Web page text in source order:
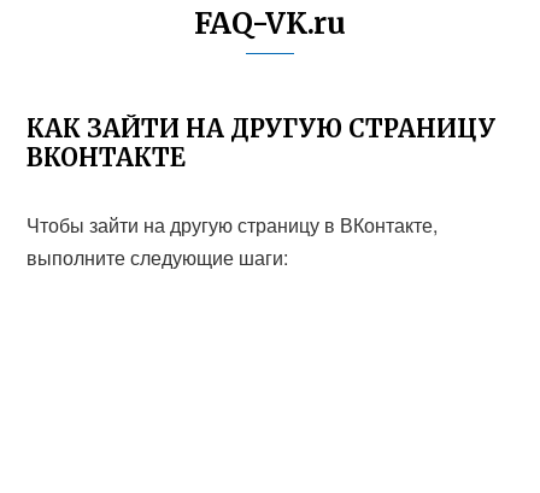
FAQ-VK.ru
КАК ЗАЙТИ НА ДРУГУЮ СТРАНИЦУ
ВКОНТАКТЕ
Чтобы зайти на другую страницу в ВКонтакте,
выполните следующие шаги: